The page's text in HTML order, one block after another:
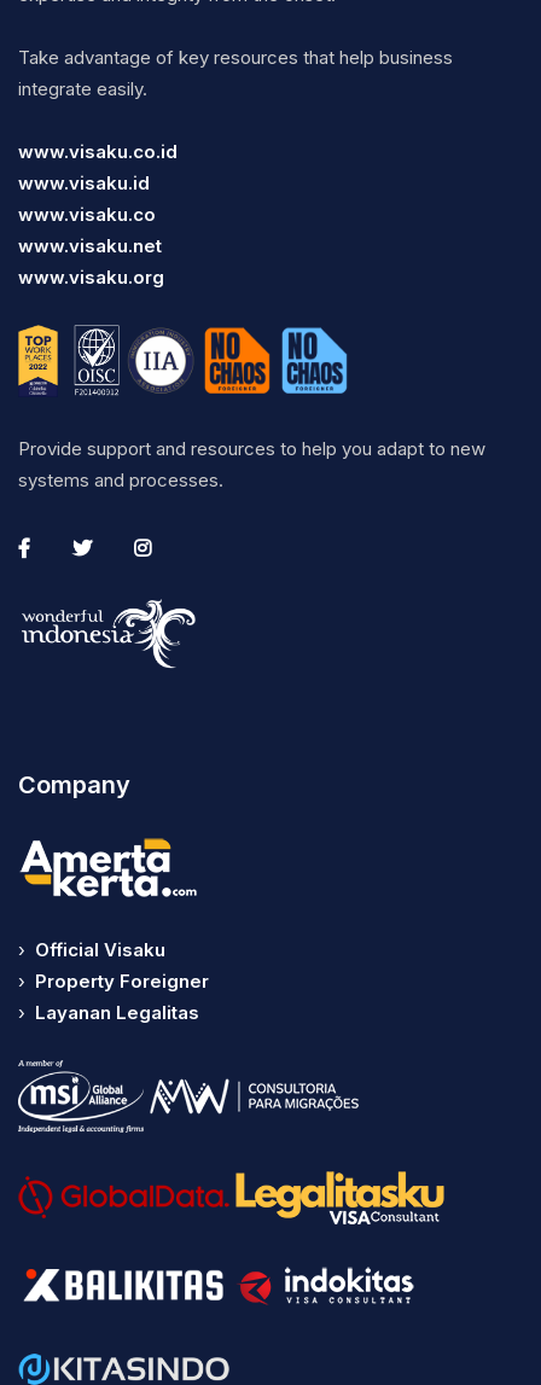
Take advantage of key resources that help business
integrate easily.
www.visaku.co.id
www.visaku.id
www.visaku.co
www.visaku.net
www.visaku.org
Provide support and resources to help you adapt to new
systems and processes.
Company
› Official Visaku
› Property Foreigner
› Layanan Legalitas